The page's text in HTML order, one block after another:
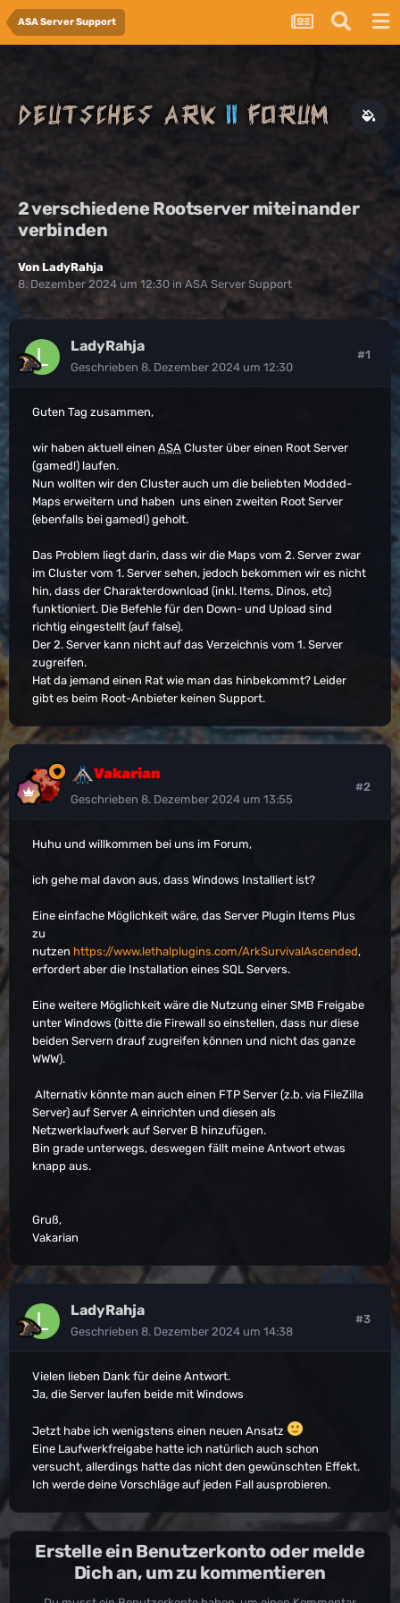
ASA Server Support
2 verschiedene Rootserver miteinander
verbinden
VonLadyRahja
8. Dezember 2024 um 12:30 in ASA Server Support
LadyRahja
Geschrieben 8. Dezember 2024 um 12:30
#1
Guten Tag zusammen,
wir haben aktuell einen ASA Cluster über einen Root Server
(gamed!) laufen.
Nun wollten wir den Cluster auch um die beliebten Modded-
Maps erweitern und haben uns einen zweiten Root Server
(ebenfalls bei gamed!) geholt.
Das Problem liegt darin, dass wir die Maps vom 2. Server zwar
im Cluster vom 1. Server sehen, jedoch bekommen wir es nicht
hin, dass der Charakterdownload (inkl. Items, Dinos, etc)
funktioniert. Die Befehle für den Down- und Upload sind
richtig eingestellt (auf false).
Der 2. Server kann nicht auf das Verzeichnis vom 1. Server
zugreifen.
Hat da jemand einen Rat wie man das hinbekommt? Leider
gibt es beim Root-Anbieter keinen Support.
Vakarian
Geschrieben 8. Dezember 2024 um 13:55
#2
Huhu und willkommen bei uns im Forum,
ich gehe mal davon aus, dass Windows Installiert ist?
Eine einfache Möglichkeit wäre, das Server Plugin Items Plus
zu
nutzen https://www.lethalplugins.com/ArkSurvivalAscended,
erfordert aber die Installation eines SQL Servers.
Eine weitere Möglichkeit wäre die Nutzung einer SMB Freigabe
unter Windows (bitte die Firewall so einstellen, dass nur diese
beiden Servern drauf zugreifen können und nicht das ganze
WWW).
Alternativ könnte man auch einen FTP Server (z.b. via FileZilla
Server) auf Server A einrichten und diesen als
Netzwerklaufwerk auf Server B hinzufügen.
Bin grade unterwegs, deswegen fällt meine Antwort etwas
knapp aus.
Gruß,
Vakarian
LadyRahja
Geschrieben 8. Dezember 2024 um 14:38
#3
Vielen lieben Dank für deine Antwort.
Ja, die Server laufen beide mit Windows
Jetzt habe ich wenigstens einen neuen Ansatz
Eine Laufwerkfreigabe hatte ich natürlich auch schon
versucht, allerdings hatte das nicht den gewünschten Effekt.
Ich werde deine Vorschläge auf jeden Fall ausprobieren.
Erstelle ein Benutzerkonto oder melde
Dich an, um zu kommentieren